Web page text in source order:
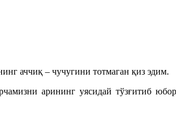
аччиқ – чучугини тотмаган қиз эдим.
арининг уясидай тўзғитиб